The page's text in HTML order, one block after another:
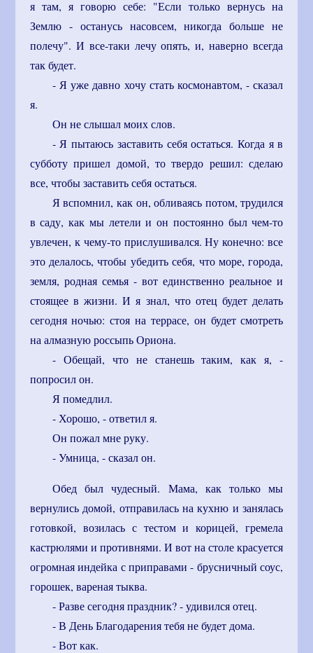
я там, я говорю себе: "Если только вернусь на
Землю - останусь насовсем, никогда больше не
полечу". И все-таки лечу опять, и, наверно всегда
так будет.
- Я уже давно хочу стать космонавтом, - сказал
я.
Он не слышал моих слов.
- Я пытаюсь заставить себя остаться. Когда я в
субботу пришел домой, то твердо решил: сделаю
все, чтобы заставить себя остаться.
Я вспомнил, как он, обливаясь потом, трудился
в саду, как мы летели и он постоянно был чем-то
увлечен, к чему-то прислушивался. Ну конечно: все
это делалось, чтобы убедить себя, что море, города,
земля, родная семья - вот единственно реальное и
стоящее в жизни. И я знал, что отец будет делать
сегодня ночью: стоя на террасе, он будет смотреть
на алмазную россыпь Ориона.
- Обещай, что не станешь таким, как я, -
попросил он.
Я помедлил.
- Хорошо, - ответил я.
Он пожал мне руку.
- Умница, - сказал он.
Обед был чудесный. Мама, как только мы
вернулись домой, отправилась на кухню и занялась
готовкой, возилась с тестом и корицей, гремела
кастрюлями и противнями. И вот на столе красуется
огромная индейка с приправами - брусничный соус,
горошек, вареная тыква.
- Разве сегодня праздник? - удивился отец.
- В День Благодарения тебя не будет дома.
- Вот как.